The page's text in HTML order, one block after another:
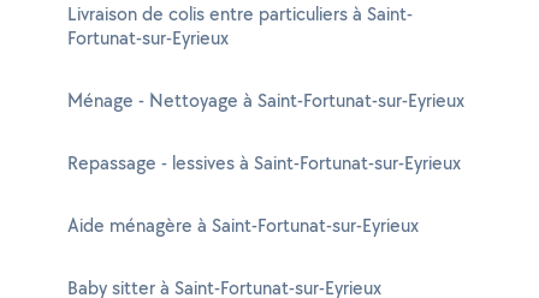
Livraison de colis entre particuliers à Saint-
Fortunat-sur-Eyrieux
Ménage - Nettoyage à Saint-Fortunat-sur-Eyrieux
Repassage - lessives à Saint-Fortunat-sur-Eyrieux
Aide ménagère à Saint-Fortunat-sur-Eyrieux
Baby sitter à Saint-Fortunat-sur-Eyrieux